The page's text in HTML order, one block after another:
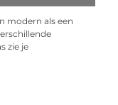
modern als een
zie je